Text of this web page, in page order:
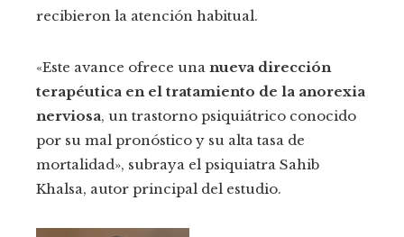
recibieron la atención habitual.
«Este avance ofrece una nueva dirección
terapéutica en el tratamiento de la anorexia
nerviosa, un trastorno psiquiátrico conocido
por su mal pronóstico y su alta tasa de
mortalidad», subraya el psiquiatra Sahib
Khalsa, autor principal del estudio.